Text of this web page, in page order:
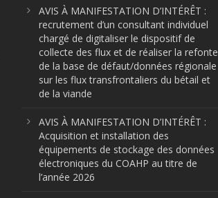
AVIS À MANIFESTATION D’INTÉRÊT :
recrutement d’un consultant individuel
chargé de digitaliser le dispositif de
collecte des flux et de réaliser la refonte
de la base de défaut/données régionale
sur les flux transfrontaliers du bétail et
de la viande
AVIS À MANIFESTATION D’INTÉRÊT :
Acquisition et installation des
équipements de stockage des données
électroniques du COAHP au titre de
l’année 2026